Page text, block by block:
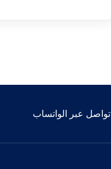
تواصل عبر الواتساب